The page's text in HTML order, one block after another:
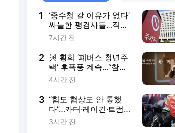
1
‘중수청 갈 이유가 없다’
싸늘한 평검사들…직급
하향, 박터지는 승진 경
7시간 전
2 與 황희 ‘폐버스 청년주
택’ 후폭풍 계속…“참담
한 기만”
4시간 전
3 “힘도 협상도 안 통했
다”…카터·레이건·트럼프
까지 번번이 막힌 ‘對이
3시간 전